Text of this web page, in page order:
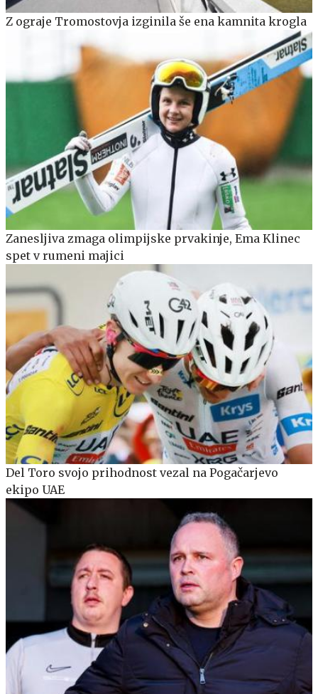
Z ograje Tromostovja izginila še ena kamnita krogla
Zanesljiva zmaga olimpijske prvakinje, Ema Klinec
spet v rumeni majici
Del Toro svojo prihodnost vezal na Pogačarjevo
ekipo UAE